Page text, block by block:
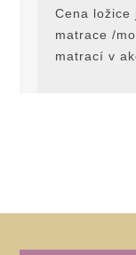
Cena ložice
matrace /
matrací v